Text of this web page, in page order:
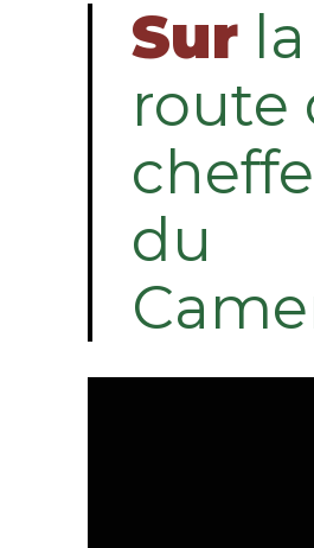
Sur la
route
du